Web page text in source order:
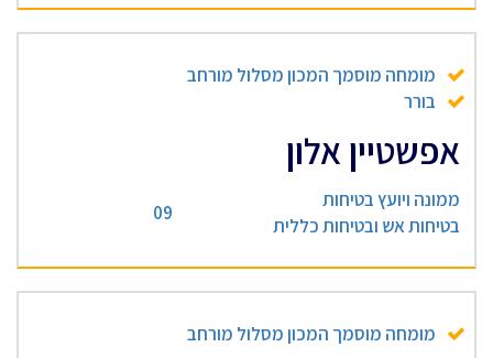
מומחה מוסמך המכון מסלול מורחב
בורר
אפשטיין אלון
ממונה ויועץ בטיחות
בטיחות אש ובטיחות כללית
09
מומחה מוסמך המכון מסלול מורחב